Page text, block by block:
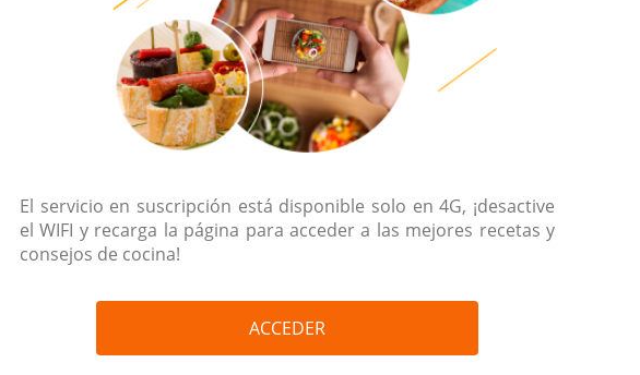
El servicio en suscripción está disponible solo en 4G, ¡desactive
el WIFI y recarga la página para acceder a las mejores recetas y
consejos de cocina!
ACCEDER